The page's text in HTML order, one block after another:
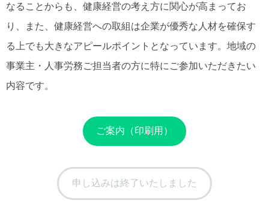
なることからも、健康経営の考え方に関心が高まってお
り、また、健康経営への取組は企業が優秀な人材を確保す
る上でも大きなアピールポイントとなっています。地域の
事業主・人事労務ご担当者の方に特にご参加いただきたい
内容です。
ご案内（印刷用）
申し込みは終了いたしました